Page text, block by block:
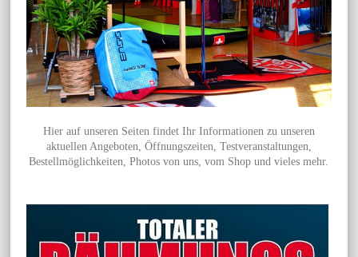
Hier auf unseren Seiten findet Ihr Informationen zu unseren
aktuellen Angeboten, Öffnungszeiten, Testveranstaltungen,
Bestellmöglichkeiten, Photos von uns, vom Shop und vieles mehr.